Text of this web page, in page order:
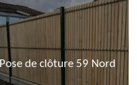
Pose de clôture 59 Nord